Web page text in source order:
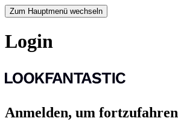
Zum Hauptmenü wechseln
Login
Anmelden, um fortzufahren